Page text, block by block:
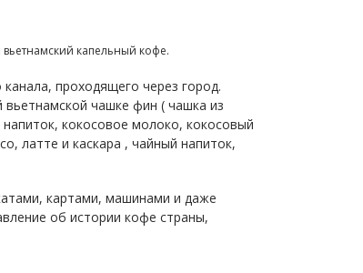
капельный кофе.
проходящего через город.
чашке фин ( чашка из
кокосовое молоко, кокосовый
латте и каскара , чайный напиток,
картами, машинами и даже
об истории кофе страны,